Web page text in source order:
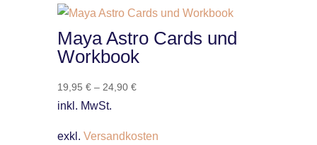
Maya Astro Cards und
Workbook
19,95 €– 24,90 €
inkl. MwSt.
exkl. Versandkosten